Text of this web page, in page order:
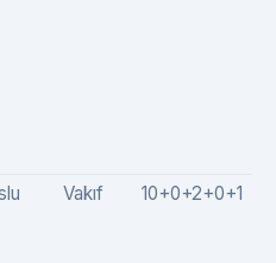
Vakıf 10+0+2+0+1